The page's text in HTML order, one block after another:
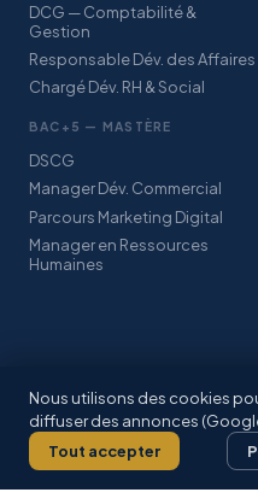
DCG — Comptabilité &
Gestion
Responsable Dév. des Affaires
Chargé Dév. RH & Social
BAC+5 — MASTÈRE
DSCG
Manager Dév. Commercial
Parcours Marketing Digital
Manager en Ressources
Humaines
© 2026 IFCE SARL · Association
Mentions légales
Nous utilisons des cookies
diffuser des annonces
Tout accepter